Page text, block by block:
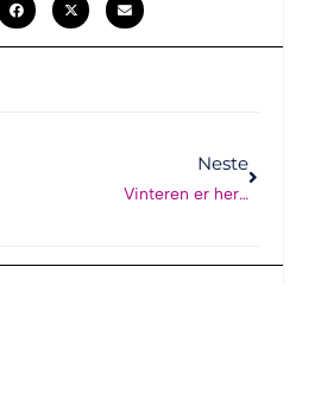
Neste
Vinteren er her…